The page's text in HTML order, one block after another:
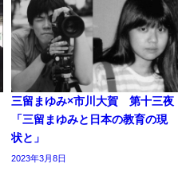
三留まゆみ×市川大賀 第十三夜
「三留まゆみと日本の教育の現
状と」
2023年3月8日